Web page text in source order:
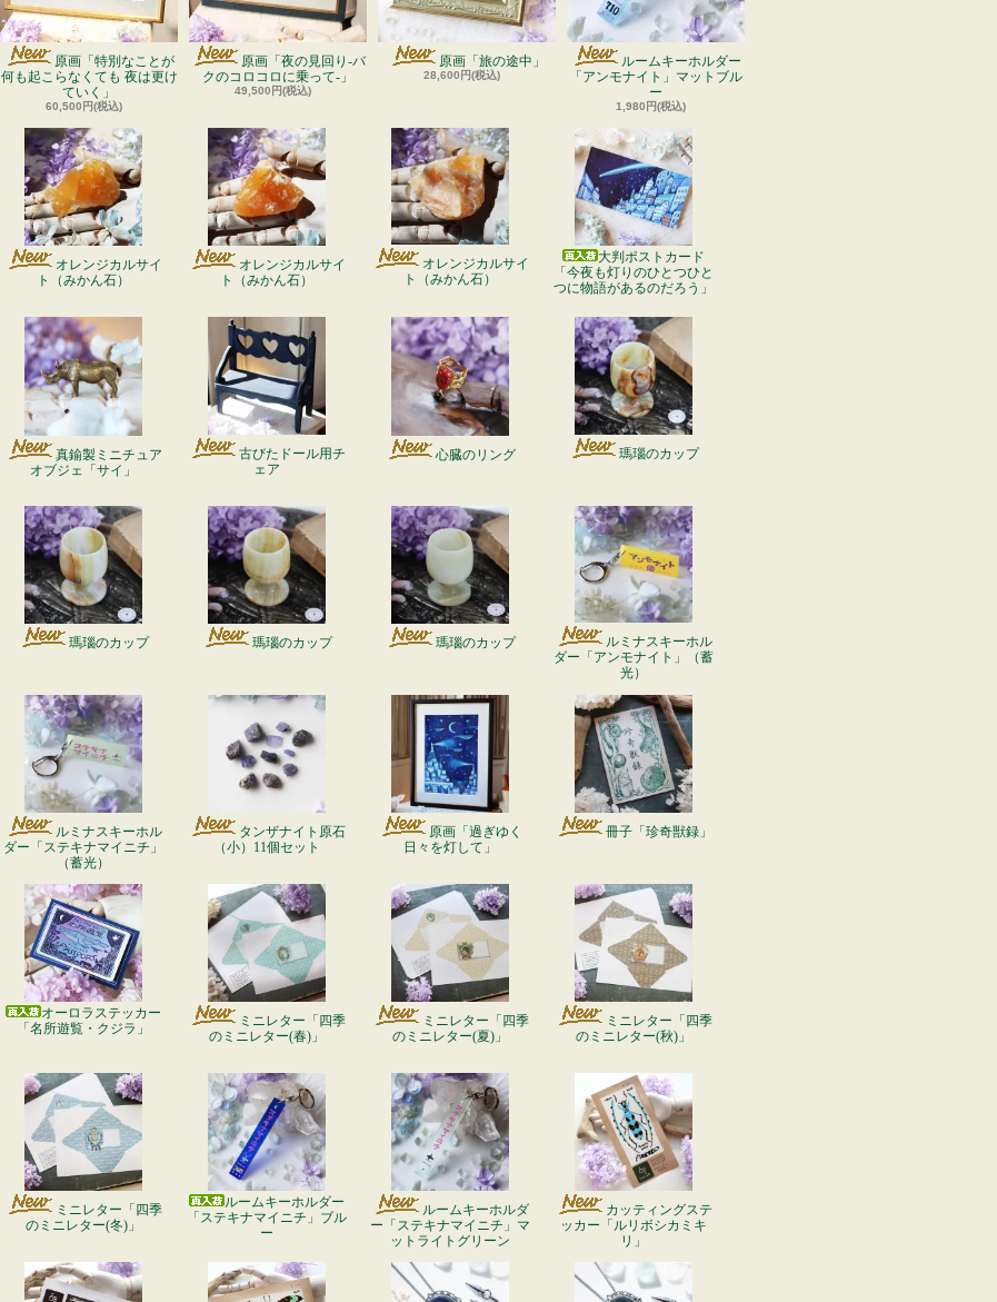
原画「特別なことが
何も起こらなくても 夜は更け
ていく」
60,500円(税込)
原画「夜の見回り-バ
クのコロコロに乗って-」
49,500円(税込)
原画「旅の途中」
28,600円(税込)
ルームキーホルダー
「アンモナイト」マットブル
ー
1,980円(税込)
オレンジカルサイ
ト（みかん石）
オレンジカルサイ
ト（みかん石）
オレンジカルサイ
ト（みかん石）
大判ポストカード
「今夜も灯りのひとつひと
つに物語があるのだろう」
真鍮製ミニチュア
オブジェ「サイ」
古びたドール用チ
ェア
心臓のリング 瑪瑙のカップ
瑪瑙のカップ 瑪瑙のカップ 瑪瑙のカップ
ルミナスキーホル
ダー「アンモナイト」（蓄
光）
ルミナスキーホル
ダー「ステキナマイニチ」
（蓄光）
タンザナイト原石
（小）11個セット
原画「過ぎゆく
日々を灯して」
冊子「珍奇獣録」
オーロラステッカー
「名所遊覧・クジラ」
ミニレター「四季
のミニレター(春)」
ミニレター「四季
のミニレター(夏)」
ミニレター「四季
のミニレター(秋)」
ミニレター「四季
のミニレター(冬)」
ルームキーホルダー
「ステキナマイニチ」ブル
ー
ルームキーホルダ
ー「ステキナマイニチ」マ
ットライトグリーン
カッティングステ
ッカー「ルリボシカミキ
リ」